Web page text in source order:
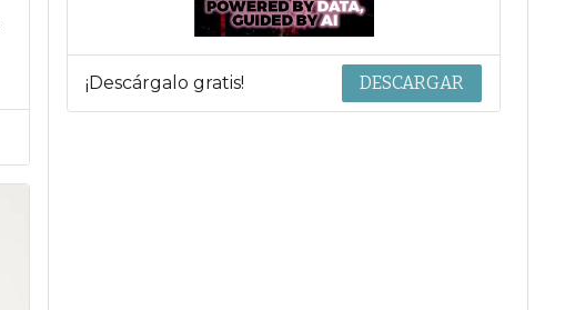
¡Descárgalo gratis! DESCARGAR